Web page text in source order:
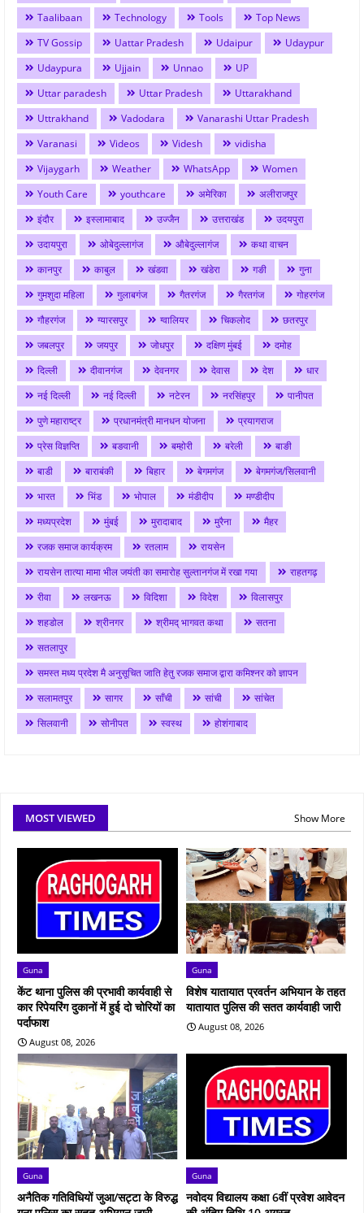
Taalibaan
Technology Tools
Top News
TV Gossip
Uattar Pradesh Udaipur
Udaypur
Udaypura
Ujjain Unnao
UP
Uttar paradesh
Uttar Pradesh
Uttarakhand
Uttrakhand
Vadodara
Vanarashi Uttar Pradesh
Varanasi
Videos Videsh
vidisha
Vijaygarh
Weather WhatsApp
Women
Youth Care
youthcare अमेरिका
अलीराजपुर
इंदौर
इस्लामाबाद उज्जैन उत्तराखंड
उदयपुरा
उदायपुरा
ओबेदुल्लागंज औबेदुल्लागंज
कथा वाचन
कानपुर
काबुल खंडवा खंडेरा गङी
गुना
गुमशुदा महिला
गुलाबगंज गैतरगंज गैरतगंज
गोहरगंज
गौहरगंज
ग्यारसपुर ग्वालियर चिकलोद
छतरपुर
जबलपुर
जयपुर जोधपुर दक्षिण मुंबई
दमोह
दिल्ली
दीवानगंज देवनगर देवास देश
धार
नई दिल्ली
नई दिल्ली नटेरन नरसिंहपुर
पानीपत
पुणे महाराष्ट्र
प्रधानमंत्री मानधन योजना
प्रयागराज
प्रेस विज्ञप्ति
बङवानी बम्होरी बरेली
बाङी
बाडी
बाराबंकी बिहार बेगमगंज
बेगमगंज/सिलवानी
भारत
भिंड भोपाल मंडीदीप
मण्डीदीप
मध्यप्रदेश
मुंबई मुरादाबाद मुरैना
मैहर
रजक समाज कार्यक्रम
रतलाम
रायसेन
रायसेन तात्या मामा भील जयंती का समारोह सुल्तानगंज में रखा गया
राहतगढ़
रीवा
लखनऊ विदिशा विदेश
विलासपुर
शहडोल
श्रीनगर श्रीमद् भागवत कथा
सतना
सतलापुर
समस्त मध्य प्रदेश मै अनुसूचित जाति हेतु रजक समाज द्वारा कमिश्नर को ज्ञापन
सलामतपुर
सागर साँची सांची
सांचेत
सिलवानी
सोनीपत स्वस्थ होशंगाबाद
MOST VIEWED Show More
Guna
केंट थाना पुलिस की प्रभावी कार्यवाही से
कार रिपेयरिंग दुकानों में हुई दो चोरियों का
पर्दाफाश
August 08, 2026
Guna
विशेष यातायात प्रवर्तन अभियान के तहत
यातायात पुलिस की सतत कार्यवाही जारी
August 08, 2026
Guna
अनैतिक गतिविधियों जुआ/सट्टा के विरुद्ध
Guna
नवोदय विद्यालय कक्षा 6वीं प्रवेश आवेदन